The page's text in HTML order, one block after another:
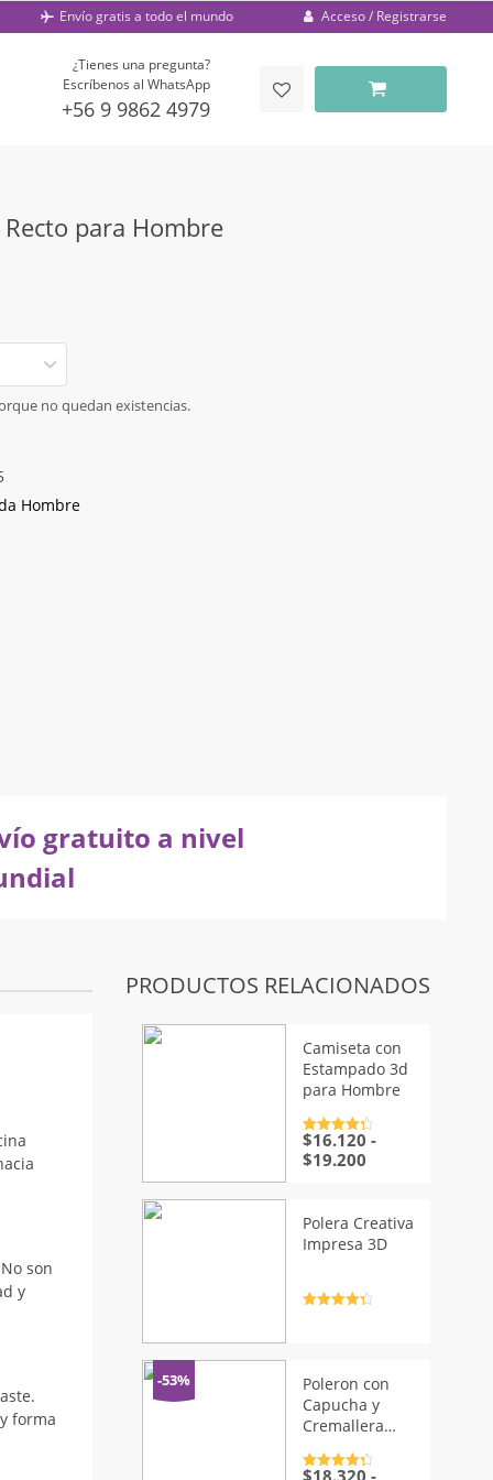
Envío gratis a todo el mundo Acceso / Registrarse
¿Tienes una pregunta?
Escríbenos al WhatsApp
+56 9 9862 4979
para Hombre
no quedan existencias.
Hombre
gratuito a nivel
son
y
forma
PRODUCTOS RELACIONADOS
Camiseta con
Estampado 3d
para Hombre
Valorado
con4.5de
5
$16.120 -
$19.200Rango
desde
$16.120
hasta
Polera Creativa
Impresa 3D
-53%
Poleron con
Capucha y
Cremallera
Valorado
$18.320 -